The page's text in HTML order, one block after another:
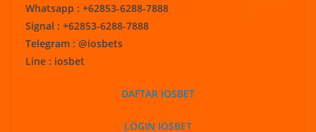
Whatsapp : +62853-6288-7888
Signal : +62853-6288-7888
Telegram : @iosbets
Line : iosbet
DAFTAR IOSBET
LOGIN IOSBET